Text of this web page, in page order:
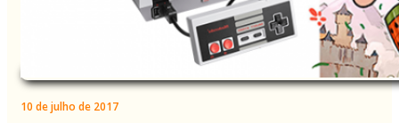
10 de julho de 2017